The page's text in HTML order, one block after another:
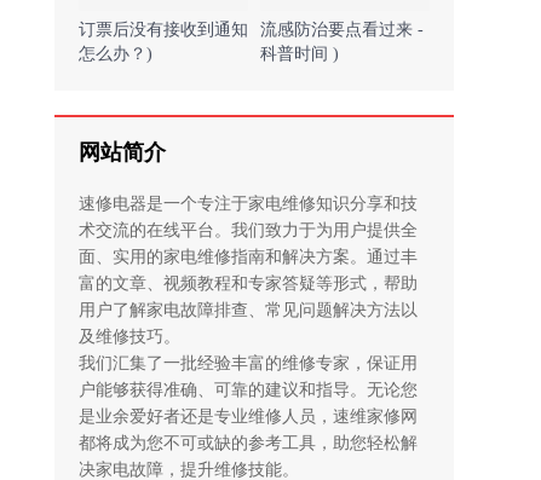
订票后没有接收到通知
怎么办？)
流感防治要点看过来 -
科普时间 )
网站简介
速修电器是一个专注于家电维修知识分享和技
术交流的在线平台。我们致力于为用户提供全
面、实用的家电维修指南和解决方案。通过丰
富的文章、视频教程和专家答疑等形式，帮助
用户了解家电故障排查、常见问题解决方法以
及维修技巧。
我们汇集了一批经验丰富的维修专家，保证用
户能够获得准确、可靠的建议和指导。无论您
是业余爱好者还是专业维修人员，速维家修网
都将成为您不可或缺的参考工具，助您轻松解
决家电故障，提升维修技能。